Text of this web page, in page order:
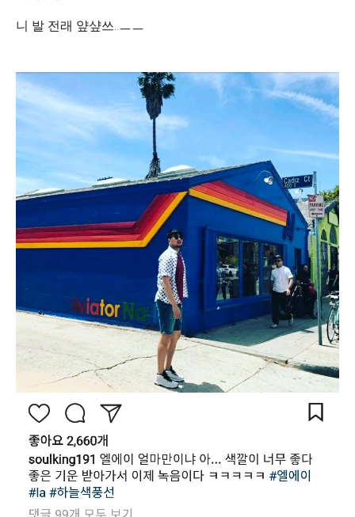
니 발 전래 얖샾쓰..ㅡㅡ